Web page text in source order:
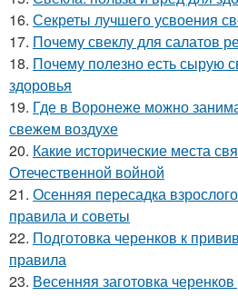
16. Секреты лучшего усвоения
17. Почему свеклу для салатов
18. Почему полезно есть сырую
здоровья
19. Где в Воронеже можно
свежем воздухе
20. Какие исторические места
Отечественной войной
21. Осенняя пересадка
правила и советы
22. Подготовка черенков к
правила
23. Весенняя заготовка